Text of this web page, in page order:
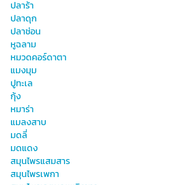
ปลาร้า
ปลาดุก
ปลาช่อน
หูฉลาม
หมวดคอร์ดาตา
แมงมุม
ปูทะเล
กุ้ง
หมาร่า
แมลงสาบ
มดลี่
มดแดง
สมุนไพรแสมสาร
สมุนไพรเพกา